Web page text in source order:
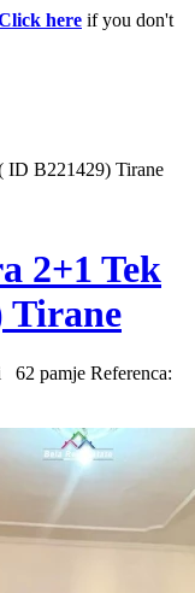
here if you don't
ID B221429) Tirane
2+1 Tek
Tirane
62 pamje Referenca: